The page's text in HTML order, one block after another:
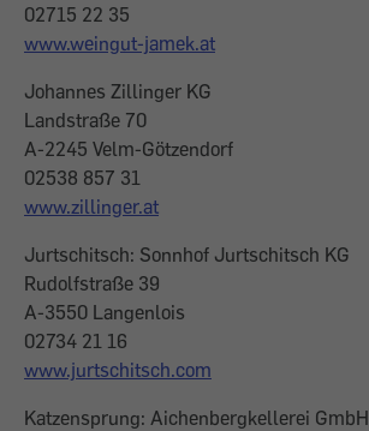
02715 22 35
www.weingut-jamek.at
Johannes Zillinger KG
Landstraße 70
A-2245 Velm-Götzendorf
02538 857 31
www.zillinger.at
Jurtschitsch: Sonnhof Jurtschitsch KG
Rudolfstraße 39
A-3550 Langenlois
02734 21 16
www.jurtschitsch.com
Katzensprung: Aichenbergkellerei GmbH